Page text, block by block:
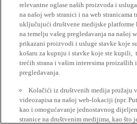
relevantne oglase naših proizvoda i
na našoj web stranici i na web stranicama
uključujući društvene medijske platforme
na temelju vašeg pregledavanja na našoj
prikazani proizvodi i usluge stavke koje
košaru za kupnju i stavke koje ste kupili,
trećih strana i vašim interesima proizašlih
pregledavanja.
Kolačići iz društvenih medija pružaju
videozapisa na našoj web-lokaciji (npr.
kao i omogućavanje jednostavnog
stranice na društvenim medijima, kao što